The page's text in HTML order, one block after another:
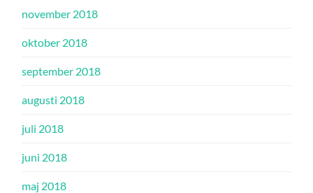
november 2018
oktober 2018
september 2018
augusti 2018
juli 2018
juni 2018
maj 2018